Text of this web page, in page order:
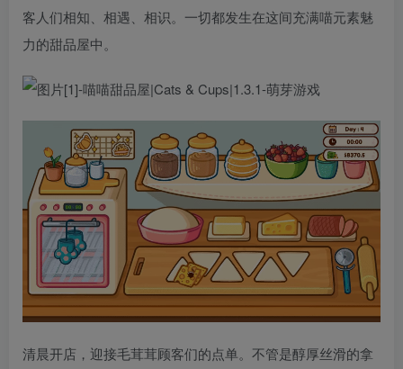
客人们相知、相遇、相识。一切都发生在这间充满喵元素魅
力的甜品屋中。
清晨开店，迎接毛茸茸顾客们的点单。不管是醇厚丝滑的拿